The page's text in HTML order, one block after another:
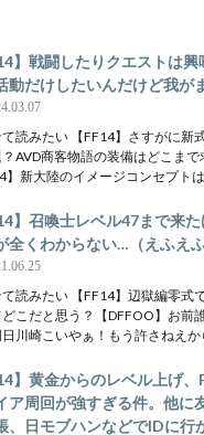
】戦闘したりクエストは
動だけしたいんだけど我が
読みたい 【FF14】さすがに新
AVD商客物語の装備はどこま
】新大陸のイメージコンセプト
】召喚士レベル47まで来
全くわからない…（えふえふ
読みたい 【FF14】辺獄編零式
こだと思う？【DFFOO】お前
川崎こいやぁ！もう許さねえ
】黄金からのレベル上げ
ア周回が強すぎる件。他に
、日モブハンなどでIDに行